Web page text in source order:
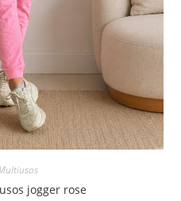
jogger rose